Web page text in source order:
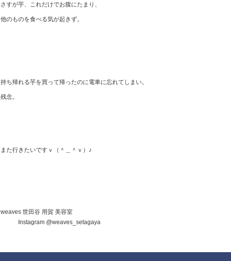
さすが芋、これだけでお腹にたまり、
他のものを食べる気が起きず。
持ち帰れる芋を買って帰ったのに電車に忘れてしまい。
残念。
また行きたいですｖ（＾＿＾ｖ）♪
weaves 世田谷 用賀 美容室
Instagram @weaves_setagaya